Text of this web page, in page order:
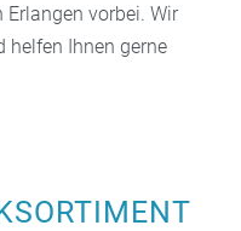
vorbei. Wir
helfen Ihnen gerne